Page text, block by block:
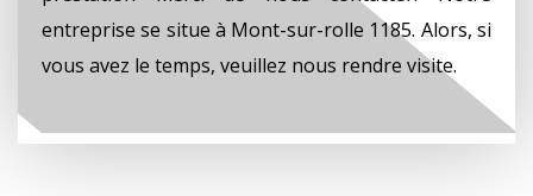
entreprise se situe à Mont-sur-rolle 1185. Alors, si
vous avez le temps, veuillez nous rendre visite.